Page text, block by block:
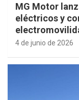
MG Motor
eléctricos y
4 de junio de 2026